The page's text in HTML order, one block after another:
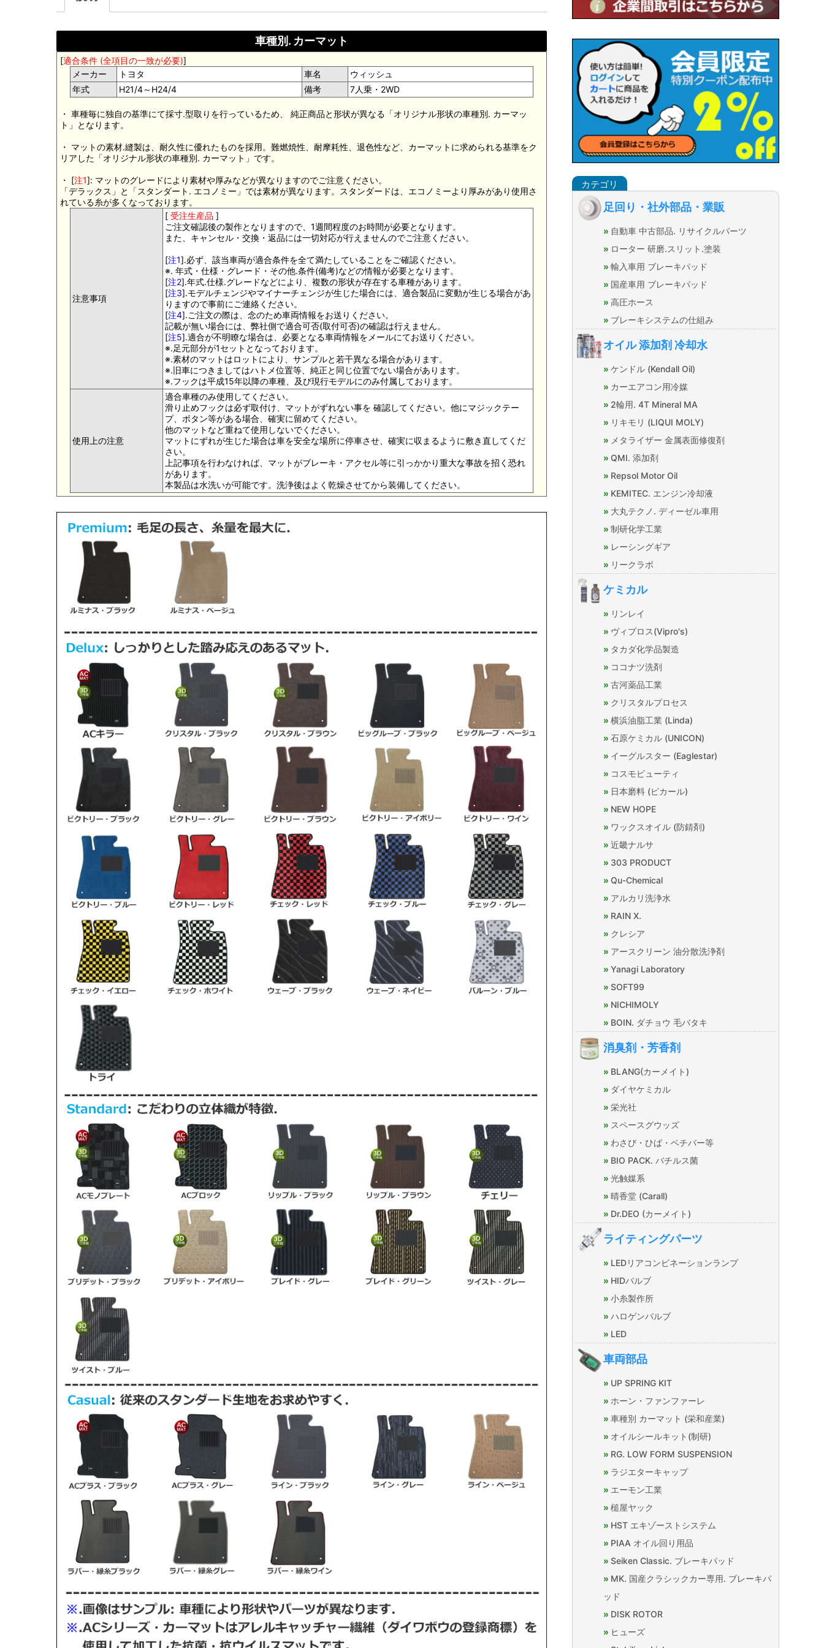
車種別. カーマット
[適合条件 (全項目の一致が必要)]
メーカー
トヨタ 車名
ウィッシュ
年式
H21/4～H24/4 備考 7人乗・2WD
・ 車種毎に独自の基準にて採寸.型取りを行っているため、 純正商品と形状が異なる「オリジナル形状の車種別. カーマッ
ト」となります。
・ マットの素材.縫製は、耐久性に優れたものを採用。難燃焼性、耐摩耗性、退色性など、カーマットに求められる基準をク
リアした「オリジナル形状の車種別. カーマット」です。
・ [注1]: マットのグレードにより素材や厚みなどが異なりますのでご注意ください。
「デラックス」と「スタンダート. エコノミー」では素材が異なります。スタンダードは、エコノミーより厚みがあり使用さ
れている糸が多くなっております。
注意事項
[ 受注生産品 ]
ご注文確認後の製作となりますので、1週間程度のお時間が必要となります。
また、キャンセル・交換・返品には一切対応が行えませんのでご注意ください。
[注1].必ず、該当車両が適合条件を全て満たしていることをご確認ください。
※. 年式・仕様・グレード・その他.条件(備考)などの情報が必要となります。
[注2].年式.仕様.グレードなどにより、複数の形状が存在する車種があります。
[注3].モデルチェンジやマイナーチェンジが生じた場合には、適合製品に変動が生じる場合があ
りますので事前にご連絡ください。
[注4].ご注文の際は、念のため車両情報をお送りください。
記載が無い場合には、弊社側で適合可否(取付可否)の確認は行えません。
[注5].適合が不明瞭な場合は、必要となる車両情報をメールにてお送りください。
※.足元部分が1セットとなっております。
※.素材のマットはロットにより、サンプルと若干異なる場合があります。
※.旧車につきましてはハトメ位置等、純正と同じ位置でない場合があります。
※.フックは平成15年以降の車種、及び現行モデルにのみ付属しております。
使用上の注意
適合車種のみ使用してください。
滑り止めフックは必ず取付け、マットがずれない事を 確認してください。他にマジックテー
プ、ボタン等がある場合、確実に留めてください。
他のマットなど重ねて使用しないでください。
マットにずれが生じた場合は車を安全な場所に停車させ、確実に収まるように敷き直してくだ
さい。
上記事項を行わなければ、マットがブレーキ・アクセル等に引っかかり重大な事故を招く恐れ
があります。
本製品は水洗いが可能です。洗浄後はよく乾燥させてから装備してください。
足回り・社外部品・業販
自動車 中古部品. リサイクルパーツ
ローター 研磨.スリット.塗装
輸入車用 ブレーキパッド
国産車用 ブレーキパッド
高圧ホース
ブレーキシステムの仕組み
オイル 添加剤 冷却水
ケンドル (Kendall Oil)
カーエアコン用冷媒
2輪用. 4T Mineral MA
リキモリ (LIQUI MOLY)
メタライザー 金属表面修復剤
QMI. 添加剤
Repsol Motor Oil
KEMITEC. エンジン冷却液
大丸テクノ. ディーゼル車用
制研化学工業
レーシングギア
リークラボ
ケミカル
リンレイ
ヴィプロス(Vipro's)
タカダ化学品製造
ココナツ洗剤
古河薬品工業
クリスタルプロセス
横浜油脂工業 (Linda)
石原ケミカル (UNICON)
イーグルスター (Eaglestar)
コスモビューティ
日本磨料 (ピカール)
NEW HOPE
ワックスオイル (防錆剤)
近畿ナルサ
303 PRODUCT
Qu-Chemical
アルカリ洗浄水
RAIN X.
クレシア
アースクリーン 油分散洗浄剤
Yanagi Laboratory
SOFT99
NICHIMOLY
BOIN. ダチョウ 毛バタキ
消臭剤・芳香剤
BLANG(カーメイト)
ダイヤケミカル
栄光社
スペースグウッズ
わさび・ひば・ベチバー等
BIO PACK. バチルス菌
光触媒系
晴香堂 (Carall)
Dr.DEO (カーメイト)
ライティングパーツ
LEDリアコンビネーションランプ
HIDバルブ
小糸製作所
ハロゲンバルブ
LED
車両部品
UP SPRING KIT
ホーン・ファンファーレ
車種別 カーマット (栄和産業)
オイルシールキット(制研)
RG. LOW FORM SUSPENSION
ラジエターキャップ
エーモン工業
槌屋ヤック
HST エキゾーストシステム
PIAA オイル回り用品
Seiken Classic. ブレーキパッド
MK. 国産クラシックカー専用. ブレーキパ
ッド
DISK ROTOR
ヒューズ